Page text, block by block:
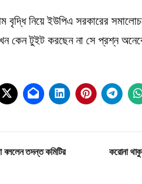
বৃদ্ধি নিয়ে ইউপিএ সরকারের
কেন টুইট করছেন না সে প্রশ্ন
বললেন তদন্ত কমিটির
করোনা